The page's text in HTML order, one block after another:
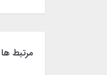
مرتبط ها